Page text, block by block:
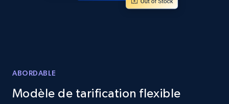
Amazon products global dataset
Title, Seller name, Brand, Description, Initial
price, Currency, Availability, Reviews count, and
ABORDABLE
Modèle de tarification flexible